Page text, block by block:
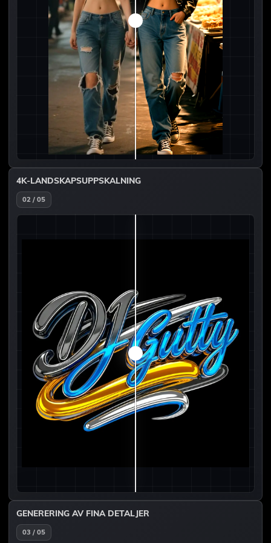
4K-LANDSKAPSUPPSKALNING
02 / 05
GENERERING AV FINA DETALJER
03 / 05